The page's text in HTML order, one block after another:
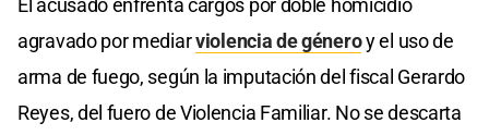
agravado por mediarviolencia de géneroy el uso de
arma de fuego, según la imputación del fiscal Gerardo
Reyes, del fuero de Violencia Familiar. No se descarta